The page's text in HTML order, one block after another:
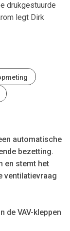
drukgestuurde
legt Dirk
automatische
bezetting.
en stemt het
ventilatievraag
de VAV-kleppen